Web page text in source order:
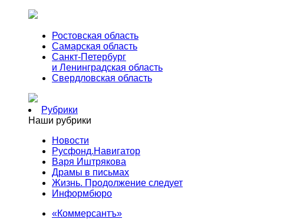
Ростовская область
Самарская область
Санкт-Петербург
и Ленинградская область
Свердловская область
Рубрики
Наши рубрики
Новости
Русфонд.Навигатор
Варя Иштрякова
Драмы в письмах
Жизнь. Продолжение следует
Информбюро
«Коммерсантъ»